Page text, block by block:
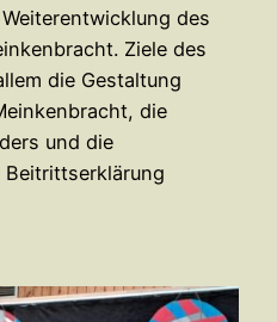
des
Ziele des
die Gestaltung
die
und die